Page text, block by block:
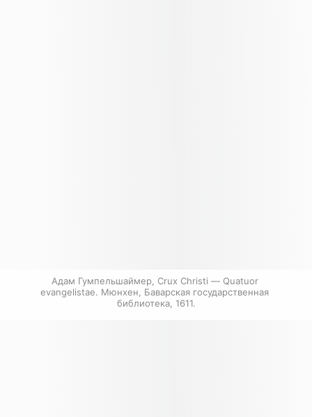
Адам Гумпельшаймер, Crux Christi — Quatuor
evangelistae. Мюнхен, Баварская государственная
библиотека, 1611.